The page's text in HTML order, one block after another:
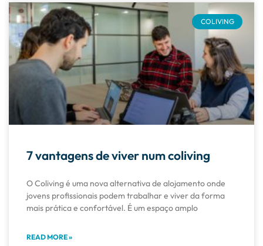
COLIVING
7 vantagens de viver num coliving
O Coliving é uma nova alternativa de alojamento onde
jovens profissionais podem trabalhar e viver da forma
mais prática e confortável. É um espaço amplo
READ MORE »